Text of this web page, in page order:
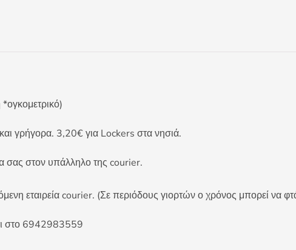
γρήγορα. 3,20€ για Lockers στα νησιά.
σας στον υπάλληλο της courier.
εταιρεία courier. (Σε περιόδους γιορτών ο χρόνος μπορεί να
στο 6942983559